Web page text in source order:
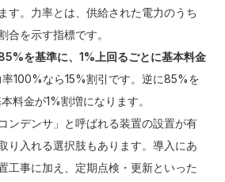
す。力率とは、供給された電力のうち
合を示す指標です。
を基準に、1%上回るごとに基本料金
100%なら15%割引です。逆に85%を
料金が1%割増になります。
ンデンサ」と呼ばれる装置の設置が有
り入れる選択肢もあります。導入にあ
工事に加え、定期点検・更新といった